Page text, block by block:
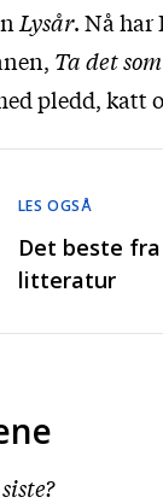
Lysår. Nå
Ta det
pledd, katt
LES OGSÅ
Det beste
litteratur